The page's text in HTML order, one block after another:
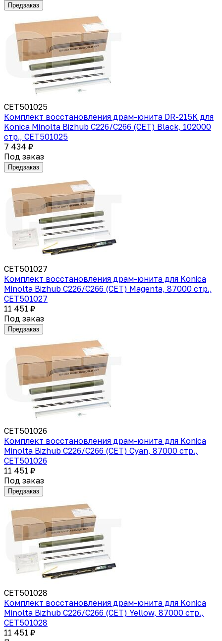
Предзаказ
CET501025
Комплект восстановления драм-юнита DR-215K для
Konica Minolta Bizhub C226/C266 (CET) Black, 102000
стр., CET501025
7 434 ₽
Под заказ
Предзаказ
CET501027
Комплект восстановления драм-юнита для Konica
Minolta Bizhub C226/C266 (CET) Magenta, 87000 стр.,
CET501027
11 451 ₽
Под заказ
Предзаказ
CET501026
Комплект восстановления драм-юнита для Konica
Minolta Bizhub C226/C266 (CET) Cyan, 87000 стр.,
CET501026
11 451 ₽
Под заказ
Предзаказ
CET501028
Комплект восстановления драм-юнита для Konica
Minolta Bizhub C226/C266 (CET) Yellow, 87000 стр.,
CET501028
11 451 ₽